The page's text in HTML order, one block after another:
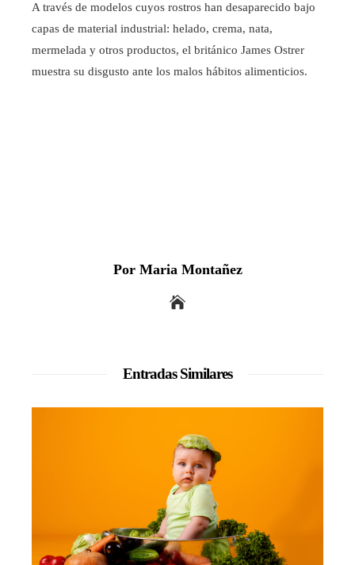
A través de modelos cuyos rostros han desaparecido bajo
capas de material industrial: helado, crema, nata,
mermelada y otros productos, el británico James Ostrer
muestra su disgusto ante los malos hábitos alimenticios.
Por Maria Montañez
Entradas Similares